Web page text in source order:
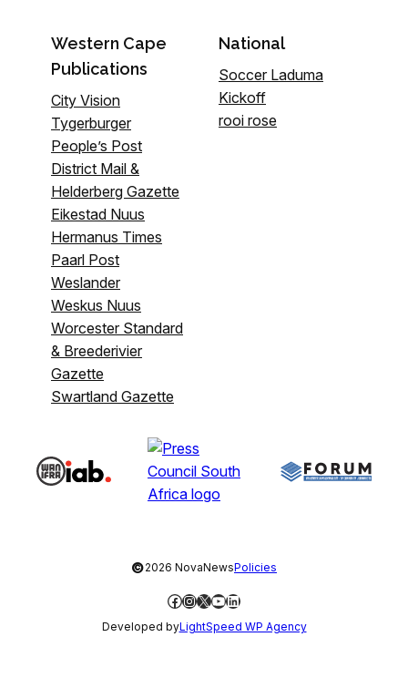
Western Cape
Publications
City Vision
Tygerburger
People’s Post
District Mail &
Helderberg Gazette
Eikestad Nuus
Hermanus Times
Paarl Post
Weslander
Weskus Nuus
Worcester Standard
& Breederivier
Gazette
Swartland Gazette
National
Soccer Laduma
Kickoff
rooi rose
©2026 NovaNewsPolicies
Facebook
Instagram
X YouTube
LinkedIn
Developed byLightSpeed WP Agency